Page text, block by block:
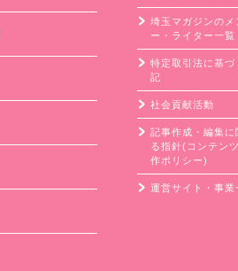
埼玉マガジンのメ
ー・ライター一覧
特定取引法に基づ
記
社会貢献活動
記事作成・編集に
る指針(コンテン
作ポリシー)
運営サイト・事業